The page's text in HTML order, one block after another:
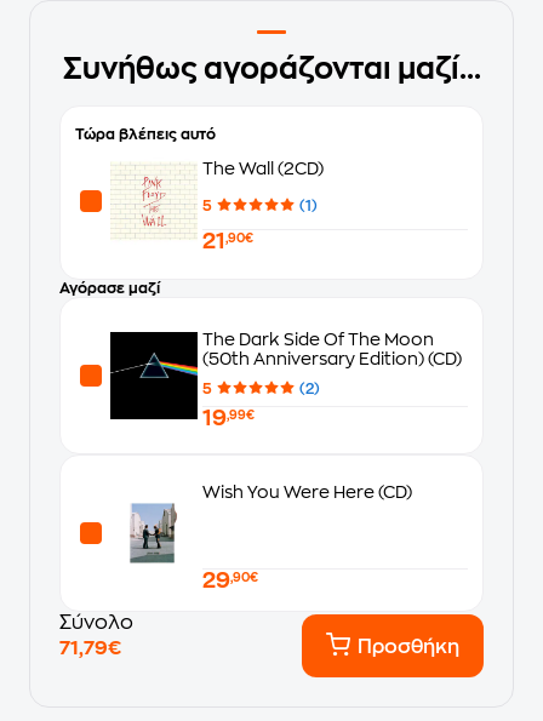
Συνήθως αγοράζονται μαζί...
Τώρα βλέπεις αυτό
The Wall (2CD)
5 (1)
21 ,90€
Αγόρασε μαζί
The Dark Side Of The Moon
(50th Anniversary Edition) (CD)
5 (2)
19,99€
Wish You Were Here (CD)
29,90€
Σύνολο
71,79€
Προσθήκη